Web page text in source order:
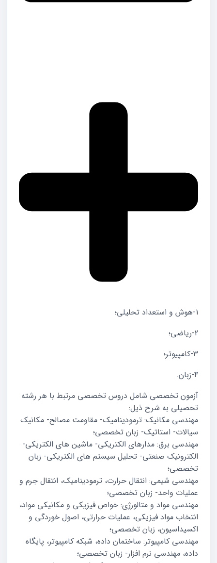
1-هوش و استعداد تحلیلی؛
2-ریاضی؛
3-کامپیوتر؛
4-زبان.
آزمون تخصصی شامل دروس تخصصی مرتبط با هر رشته
تحصیلی به شرح ذیل:
مهندسی مکانیک: ترمودینامیک- مقاومت مصالح- مکانیک
سیالات- استاتیک- زبان تخصصی؛
مهندسی برق: مدارهای الکتریکی- ماشین های الکتریکی-
الکترونیک صنعتی- تحلیل سیستم های الکتریکی- زبان
تخصصی؛
مهندسی شیمی: انتقال حرارت، ترمودینامیک، انتقال جرم و
عملیات واحد- زبان تخصصی؛
مهندسی مواد و متالورژی: خواص فیزیکی و مکانیکی مواد،
انتخاب مواد فیزیکی، عملیات حرارتی، اصول خوردگی و
اکسیداسیون، زبان تخصصی؛
مهندسی کامپیوتر: ساختمان داده، شبکه کامپیوتر، پایگاه
داده، مهندسی نرم افزار- زبان تخصصی؛